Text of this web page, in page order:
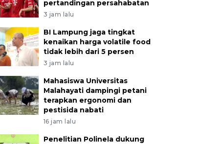
pertandingan persahabatan
3 jam lalu
BI Lampung jaga tingkat
kenaikan harga volatile food
tidak lebih dari 5 persen
3 jam lalu
Mahasiswa Universitas
Malahayati dampingi petani
terapkan ergonomi dan
pestisida nabati
16 jam lalu
Penelitian Polinela dukung